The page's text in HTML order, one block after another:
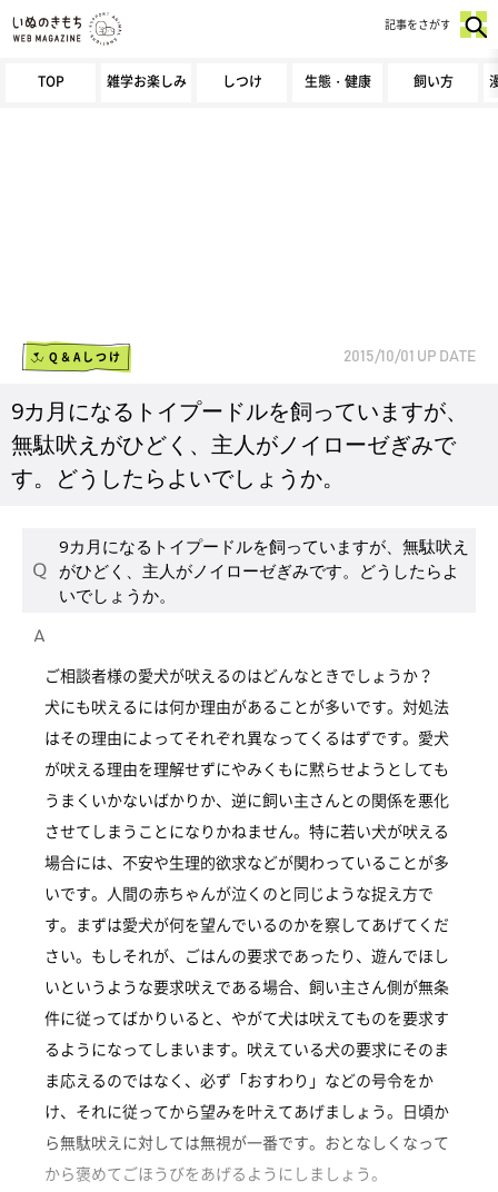
TOP 雑学お楽しみ しつけ 生態・健康 飼い方
記事をさがす
Q＆Aしつけ 2015/10/01 UP DATE
9カ月になるトイプードルを飼っていますが、
無駄吠えがひどく、主人がノイローゼぎみで
す。どうしたらよいでしょうか。
9カ月になるトイプードルを飼っていますが、無駄吠え
がひどく、主人がノイローゼぎみです。どうしたらよ
いでしょうか。
ご相談者様の愛犬が吠えるのはどんなときでしょうか？
犬にも吠えるには何か理由があることが多いです。対処法
はその理由によってそれぞれ異なってくるはずです。愛犬
が吠える理由を理解せずにやみくもに黙らせようとしても
うまくいかないばかりか、逆に飼い主さんとの関係を悪化
させてしまうことになりかねません。特に若い犬が吠える
場合には、不安や生理的欲求などが関わっていることが多
いです。人間の赤ちゃんが泣くのと同じような捉え方で
す。まずは愛犬が何を望んでいるのかを察してあげてくだ
さい。もしそれが、ごはんの要求であったり、遊んでほし
いというような要求吠えである場合、飼い主さん側が無条
件に従ってばかりいると、やがて犬は吠えてものを要求す
るようになってしまいます。吠えている犬の要求にそのま
ま応えるのではなく、必ず「おすわり」などの号令をか
け、それに従ってから望みを叶えてあげましょう。日頃か
ら無駄吠えに対しては無視が一番です。おとなしくなって
から褒めてごほうびをあげるようにしましょう。